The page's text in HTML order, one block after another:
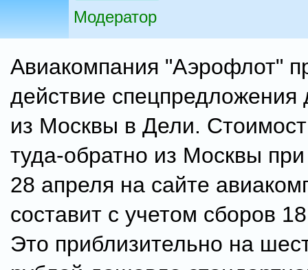
Модератор
Авиакомпания "Аэрофлот"
действие спецпредложения
из Москвы в Дели.
туда-обратно из Москвы при
28 апреля на сайте
составит с учетом сборов
Это приблизительно на